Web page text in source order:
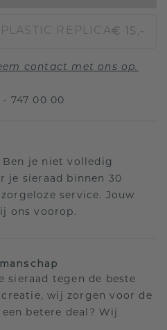
REPLICA€ 15,-
contact met ons op.
- 747 00 00
Ben je niet volledig
je sieraad binnen 30
service. Jouw
ons voorop.
sieraad tegen de beste
wij zorgen voor de
betere deal? Wij